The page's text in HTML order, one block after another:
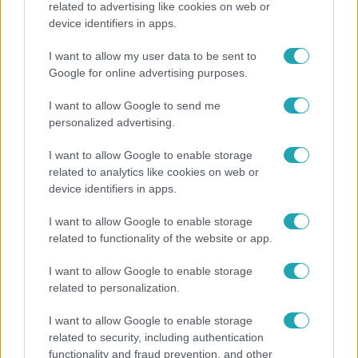
related to advertising like cookies on web or
device identifiers in apps.
I want to allow my user data to be sent to
Google for online advertising purposes.
I want to allow Google to send me
personalized advertising.
I want to allow Google to enable storage
related to analytics like cookies on web or
device identifiers in apps.
I want to allow Google to enable storage
related to functionality of the website or app.
I want to allow Google to enable storage
related to personalization.
I want to allow Google to enable storage
related to security, including authentication
functionality and fraud prevention, and other
Gazdaság
Itt vannak a részletek, ilyen lesz az új CSOK Plusz
január 1-jén startoló CSOK Plusz.